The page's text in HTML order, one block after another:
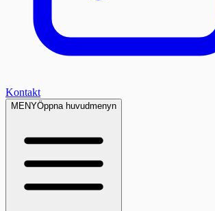
Kontakt
MENYÖppna huvudmenyn